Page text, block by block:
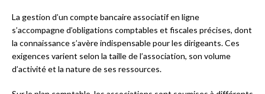
La gestion d’un compte bancaire associatif en ligne
s’accompagne d’obligations comptables et fiscales précises, dont
la connaissance s’avère indispensable pour les dirigeants. Ces
exigences varient selon la taille de l’association, son volume
d’activité et la nature de ses ressources.